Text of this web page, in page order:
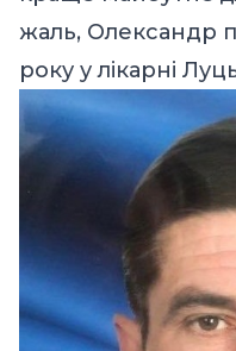
жаль, Олександр
року у лікарні